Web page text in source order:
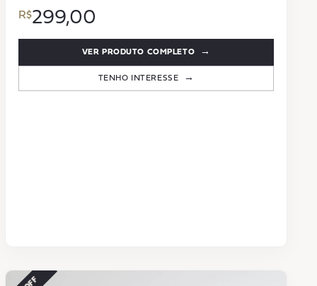
299,00
VER PRODUTO COMPLETO
TENHO INTERESSE